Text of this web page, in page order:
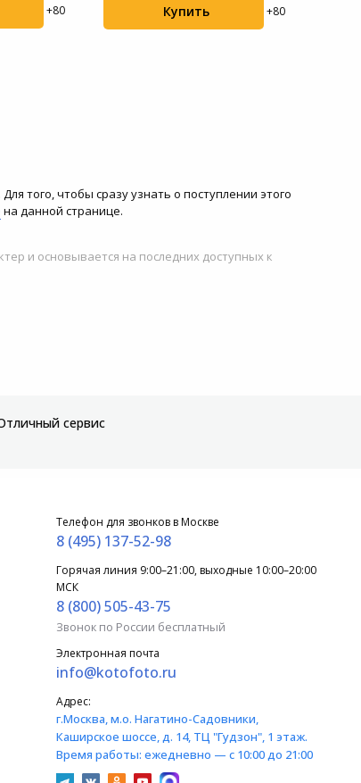
+80 Купить +80
того, чтобы сразу узнать о поступлении этого
на данной странице.
и основывается на последних доступных к
сервис
Телефон для звонков в Москве
8 (495) 137-52-98
Горячая линия 9:00–21:00, выходные 10:00–20:00
МСК
8 (800) 505-43-75
Звонок по России бесплатный
Электронная почта
info@kotofoto.ru
Адрес:
г.Москва, м.о. Нагатино-Садовники,
Каширское шоссе, д. 14, ТЦ "Гудзон", 1 этаж.
Время работы: ежедневно — с 10:00 до 21:00